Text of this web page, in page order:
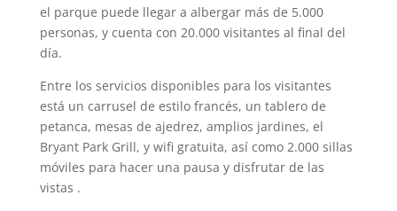
el parque puede llegar a albergar más de 5.000
personas, y cuenta con 20.000 visitantes al final del
día.
Entre los servicios disponibles para los visitantes
está un carrusel de estilo francés, un tablero de
petanca, mesas de ajedrez, amplios jardines, el
Bryant Park Grill, y wifi gratuita, así como 2.000 sillas
móviles para hacer una pausa y disfrutar de las
vistas .